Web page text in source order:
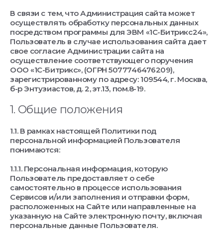
В связи с тем, что Администрация сайта может
осуществлять обработку персональных данных
посредством программы для ЭВМ «1С-Битрикс24»,
Пользователь в случае использования сайта дает
свое согласие Администрации сайта на
осуществление соответствующего поручения
ООО «1С-Битрикс», (ОГРН 5077746476209),
зарегистрированному по адресу: 109544, г. Москва,
б-р Энтузиастов, д. 2, эт.13, пом.8-19.
1. Общие положения
1.1. В рамках настоящей Политики под
персональной информацией Пользователя
понимаются:
1.1.1. Персональная информация, которую
Пользователь предоставляет о себе
самостоятельно в процессе использования
Сервисов и/или заполнения и отправки форм,
расположенных на Сайте или направленные на
указанную на Сайте электронную почту, включая
персональные данные Пользователя.